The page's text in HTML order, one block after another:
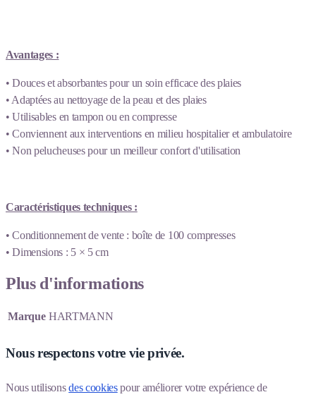
Avantages :
• Douces et absorbantes pour un soin efficace des plaies
• Adaptées au nettoyage de la peau et des plaies
• Utilisables en tampon ou en compresse
• Conviennent aux interventions en milieu hospitalier et ambulatoire
• Non pelucheuses pour un meilleur confort d'utilisation
Caractéristiques techniques :
• Conditionnement de vente : boîte de 100 compresses
• Dimensions : 5 × 5 cm
Plus d'informations
Marque HARTMANN
Nous respectons votre vie privée.
Nous utilisons des cookies pour améliorer votre expérience de